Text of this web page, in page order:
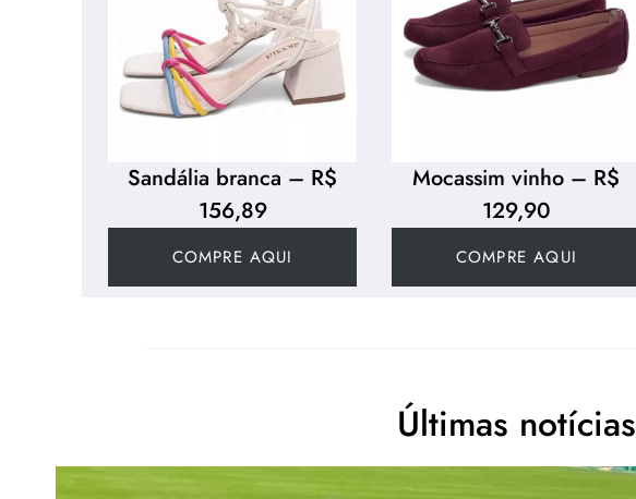
Sandália branca – R$
156,89
COMPRE AQUI
Mocassim vinho – R$
129,90
COMPRE AQUI
Últimas notícias